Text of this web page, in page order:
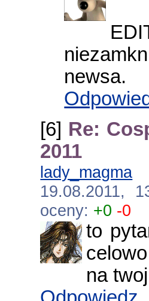
newsa.
[6] Re:
2011
lady_magma
19.08.2011,
oceny: +0 -0
to
na